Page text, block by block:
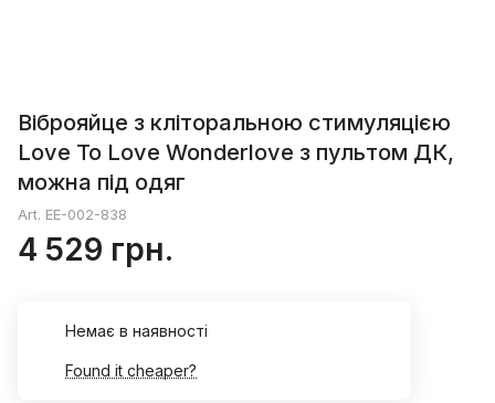
Віброяйце з кліторальною стимуляцією
Love To Love Wonderlove з пультом ДК,
можна під одяг
Art. EE-002-838
4 529 грн.
Немає в наявності
Found it cheaper?